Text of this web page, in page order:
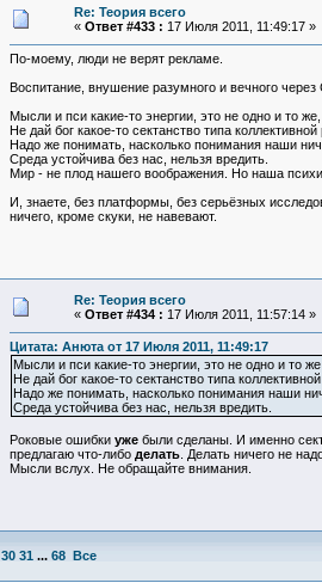
Re: Теория всего
« Ответ #433 : 17 Июля 2011, 11:49:17 »
По-моему, люди не верят рекламе.
Воспитание, внушение разумного и вечного
Мысли и пси какие-то энергии, это не одно и то
Не дай бог какое-то сектанство типа коллективной
Надо же понимать, насколько понимания наши
Среда устойчива без нас, нельзя вредить.
Мир - не плод нашего воображения. Но наша
И, знаете, без платформы, без серьёзных
ничего, кроме скуки, не навевают.
Re: Теория всего
« Ответ #434 : 17 Июля 2011, 11:57:14 »
Цитата: Анюта от 17 Июля 2011, 11:49:17
Мысли и пси какие-то энергии, это не одно и то
Не дай бог какое-то сектанство типа
Надо же понимать, насколько понимания наши
Среда устойчива без нас, нельзя вредить.
Роковые ошибки ужебыли сделаны. И именно
предлагаю что-либо делать. Делать ничего не
Мысли вслух. Не обращайте внимания.
30 31 ... 68 Все